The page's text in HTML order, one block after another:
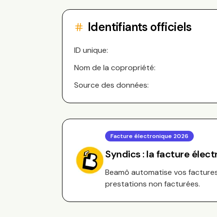
Identifiants officiels
ID unique:
Nom de la copropriété:
Source des données:
Facture électronique 2026
Syndics : la facture
Beamô automatise vos
prestations non facturées.